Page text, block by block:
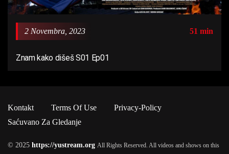
2 Novembra, 2023 51 min
Znam kako dišeš S01 Ep01
Kontakt Terms Of Use
Privacy-Policy
Saćuvano Za Gledanje
© 2025 https://yustream.org All Rights Reserved. All videos and shows on this